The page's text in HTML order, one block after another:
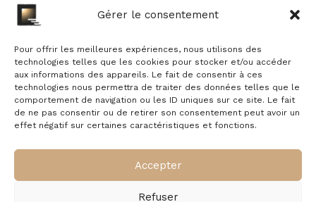
Gérer le consentement
Pour offrir les meilleures expériences, nous utilisons des
technologies telles que les cookies pour stocker et/ou accéder
aux informations des appareils. Le fait de consentir à ces
technologies nous permettra de traiter des données telles que le
comportement de navigation ou les ID uniques sur ce site. Le fait
de ne pas consentir ou de retirer son consentement peut avoir un
effet négatif sur certaines caractéristiques et fonctions.
Accepter
Refuser
Recevez nos offres exclusives
promotions et offres exclusives dans votre boîte
mail.
E-mail